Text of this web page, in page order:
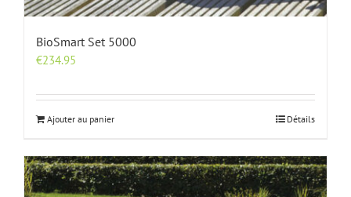
BioSmart Set 5000
€234.95
Ajouter au panier Détails